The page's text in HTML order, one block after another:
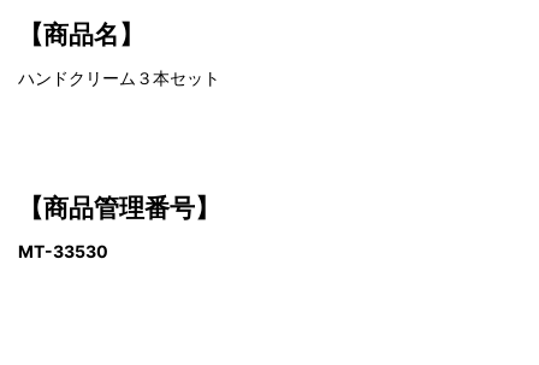
【商品名】
ハンドクリーム３本セット
【商品管理番号】
MT-33530